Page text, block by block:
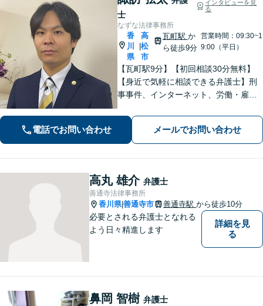
士
インタビューを見
る
なずな法律事務所
香
川
県
高
松
市
瓦町駅 か
ら徒歩9分
営業時間：09:30~1
9:00（平日）
【瓦町駅9分】【初回相談30分無料】
【身近で気軽に相談できる弁護士】刑
事事件、インターネット、労働・雇用
りで悩む前に、まずは無料の初回相談
でお話をお聞かせください。【電話相
談可】【休日・夜間対応】
電話でお問い合わせ メールでお問い合わせ
高丸 雄介 弁護士
善通寺法律事務所
香川県|善通寺市 善通寺駅 から徒歩10分
必要とされる弁護士となれる
よう日々精進します
詳細を見
る
鼻岡 智樹 弁護士